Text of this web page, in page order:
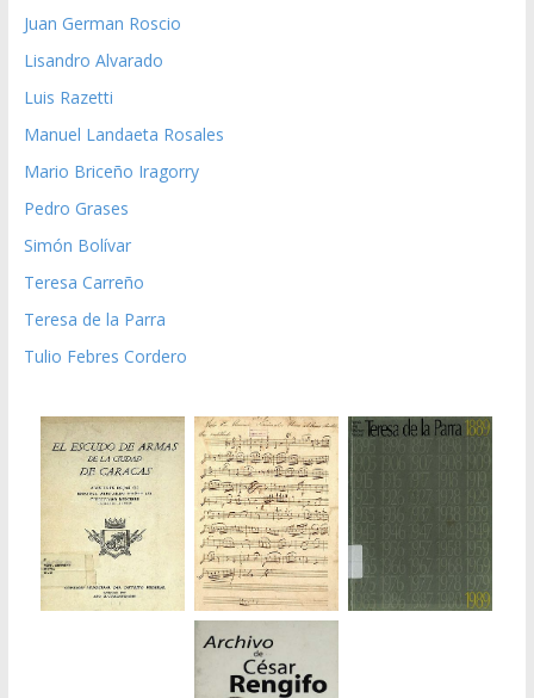
Juan German Roscio
Lisandro Alvarado
Luis Razetti
Manuel Landaeta Rosales
Mario Briceño Iragorry
Pedro Grases
Simón Bolívar
Teresa Carreño
Teresa de la Parra
Tulio Febres Cordero